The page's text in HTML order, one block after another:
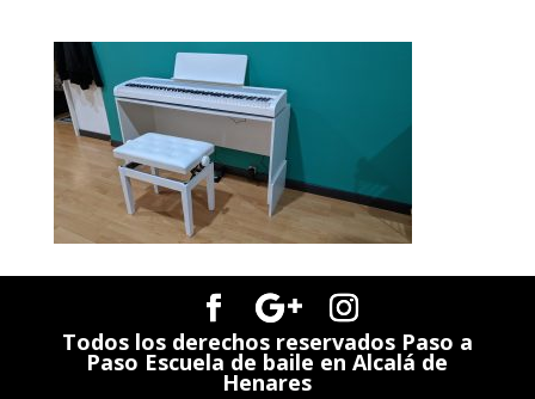
Todos los derechos reservados Paso a
Paso Escuela de baile en Alcalá de
Henares